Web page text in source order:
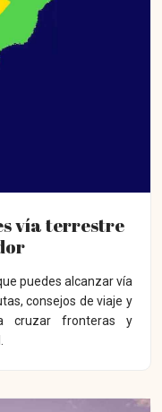
vía terrestre
puedes alcanzar vía
consejos de viaje y
cruzar fronteras y